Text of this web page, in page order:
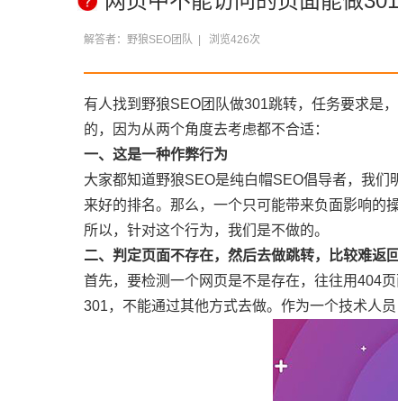
解答者： 野狼SEO团队 | 浏览426次
有人找到野狼SEO团队做301跳转，任务要求是
的，因为从两个角度去考虑都不合适：
一、这是一种作弊行为
大家都知道野狼SEO是纯白帽SEO倡导者，我
来好的排名。那么，一个只可能带来负面影响的
所以，针对这个行为，我们是不做的。
二、判定页面不存在，然后去做跳转，比较难返
首先，要检测一个网页是不是存在，往往用404
301，不能通过其他方式去做。作为一个技术人